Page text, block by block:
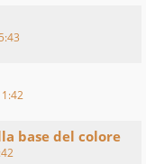
base del colore